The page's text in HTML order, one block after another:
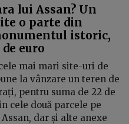
lui Assan? Un
o parte din
istoric,
euro
mai mari site-uri de
la vânzare un teren de
pentru suma de 22 de
cele două parcele pe
dar și alte anexe